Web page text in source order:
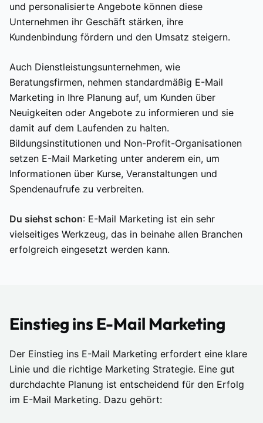
und personalisierte Angebote können diese
Unternehmen ihr Geschäft stärken, ihre
Kundenbindung fördern und den Umsatz steigern.
Auch Dienstleistungsunternehmen, wie
Beratungsfirmen, nehmen standardmäßig E-Mail
Marketing in Ihre Planung auf, um Kunden über
Neuigkeiten oder Angebote zu informieren und sie
damit auf dem Laufenden zu halten.
Bildungsinstitutionen und Non-Profit-Organisationen
setzen E-Mail Marketing unter anderem ein, um
Informationen über Kurse, Veranstaltungen und
Spendenaufrufe zu verbreiten.
Du siehst schon: E-Mail Marketing ist ein sehr
vielseitiges Werkzeug, das in beinahe allen Branchen
erfolgreich eingesetzt werden kann.
Einstieg ins E-Mail Marketing
Der Einstieg ins E-Mail Marketing erfordert eine klare
Linie und die richtige Marketing Strategie. Eine gut
durchdachte Planung ist entscheidend für den Erfolg
im E-Mail Marketing. Dazu gehört: